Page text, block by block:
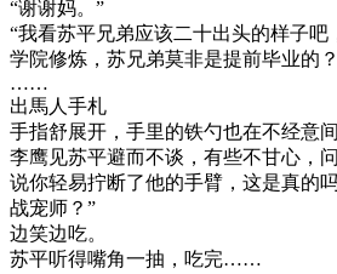
“谢谢妈。”
“我看苏平兄弟应该二十出头的样子吧
学院修炼，苏兄弟莫非是提前毕业的？
……
出馬人手札
手指舒展开，手里的铁勺也在不经意
李鹰见苏平避而不谈，有些不甘心，
说你轻易拧断了他的手臂，这是真的
战宠师？”
边笑边吃。
苏平听得嘴角一抽，吃完……